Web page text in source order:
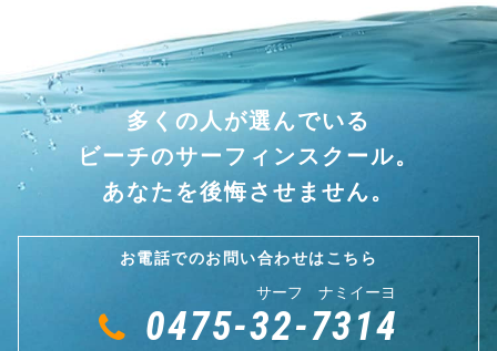
多くの人が選んでいる
ビーチのサーフィンスクール。
あなたを後悔させません。
お電話でのお問い合わせはこちら
サーフ ナミイーヨ
0475-32-7314